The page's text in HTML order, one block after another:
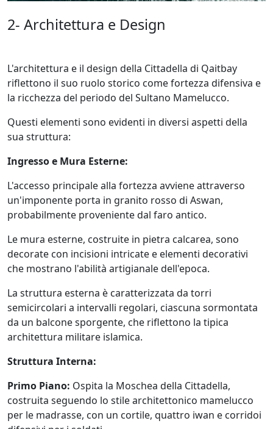
2- Architettura e Design
L'architettura e il design della Cittadella di Qaitbay
riflettono il suo ruolo storico come fortezza difensiva e
la ricchezza del periodo del Sultano Mamelucco.
Questi elementi sono evidenti in diversi aspetti della
sua struttura:
Ingresso e Mura Esterne:
L'accesso principale alla fortezza avviene attraverso
un'imponente porta in granito rosso di Aswan,
probabilmente proveniente dal faro antico.
Le mura esterne, costruite in pietra calcarea, sono
decorate con incisioni intricate e elementi decorativi
che mostrano l'abilità artigianale dell'epoca.
La struttura esterna è caratterizzata da torri
semicircolari a intervalli regolari, ciascuna sormontata
da un balcone sporgente, che riflettono la tipica
architettura militare islamica.
Struttura Interna:
Primo Piano: Ospita la Moschea della Cittadella,
costruita seguendo lo stile architettonico mamelucco
per le madrasse, con un cortile, quattro iwan e corridoi